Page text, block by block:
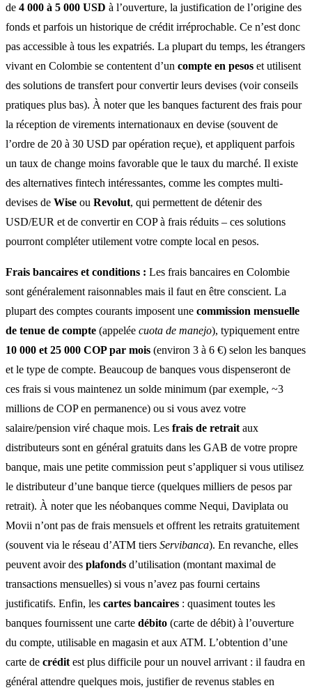
de 4 000 à 5 000 USD à l’ouverture, la justification de l’origine des
fonds et parfois un historique de crédit irréprochable. Ce n’est donc
pas accessible à tous les expatriés. La plupart du temps, les étrangers
vivant en Colombie se contentent d’un compte en pesos et utilisent
des solutions de transfert pour convertir leurs devises (voir conseils
pratiques plus bas). À noter que les banques facturent des frais pour
la réception de virements internationaux en devise (souvent de
l’ordre de 20 à 30 USD par opération reçue), et appliquent parfois
un taux de change moins favorable que le taux du marché. Il existe
des alternatives fintech intéressantes, comme les comptes multi-
devises de Wise ou Revolut, qui permettent de détenir des
USD/EUR et de convertir en COP à frais réduits – ces solutions
pourront compléter utilement votre compte local en pesos.
Frais bancaires et conditions : Les frais bancaires en Colombie
sont généralement raisonnables mais il faut en être conscient. La
plupart des comptes courants imposent une commission mensuelle
de tenue de compte (appelée cuota de manejo), typiquement entre
10 000 et 25 000 COP par mois (environ 3 à 6 €) selon les banques
et le type de compte. Beaucoup de banques vous dispenseront de
ces frais si vous maintenez un solde minimum (par exemple, ~3
millions de COP en permanence) ou si vous avez votre
salaire/pension viré chaque mois. Les frais de retrait aux
distributeurs sont en général gratuits dans les GAB de votre propre
banque, mais une petite commission peut s’appliquer si vous utilisez
le distributeur d’une banque tierce (quelques milliers de pesos par
retrait). À noter que les néobanques comme Nequi, Daviplata ou
Movii n’ont pas de frais mensuels et offrent les retraits gratuitement
(souvent via le réseau d’ATM tiers Servibanca). En revanche, elles
peuvent avoir des plafonds d’utilisation (montant maximal de
transactions mensuelles) si vous n’avez pas fourni certains
justificatifs. Enfin, les cartes bancaires : quasiment toutes les
banques fournissent une carte débito (carte de débit) à l’ouverture
du compte, utilisable en magasin et aux ATM. L’obtention d’une
carte de crédit est plus difficile pour un nouvel arrivant : il faudra en
général attendre quelques mois, justifier de revenus stables en